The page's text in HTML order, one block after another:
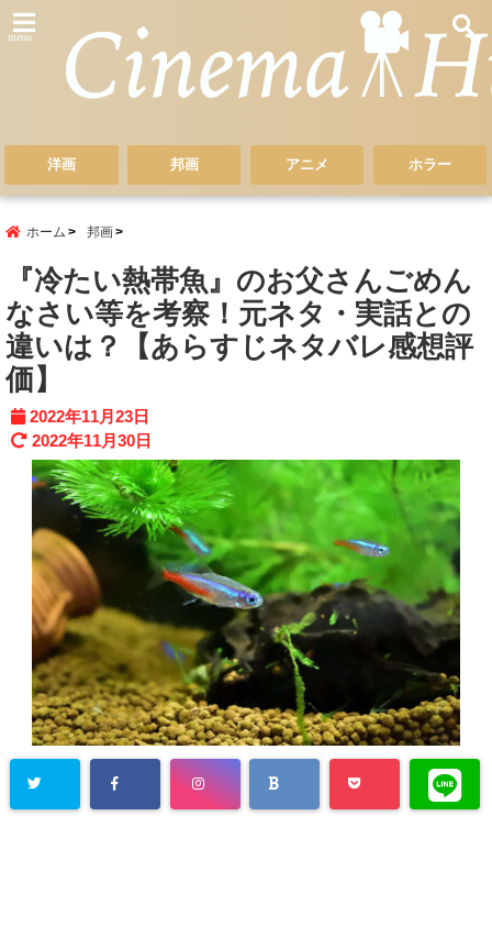
menu
洋画 邦画 アニメ ホラー
ホーム 邦画
『冷たい熱帯魚』のお父さんごめん
なさい等を考察！元ネタ・実話との
違いは？【あらすじネタバレ感想評
価】
2022年11月23日
2022年11月30日